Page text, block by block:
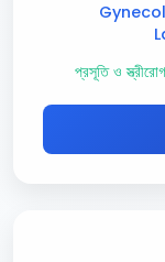
প্রসূতি ও